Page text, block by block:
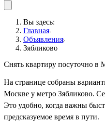
Вы здесь:
Главная
Объявления
Зябликово
Снять квартиру посуточно в
На странице собраны
Москве у метро Зябликово.
Это удобно, когда важны
предсказуемое время в пути.